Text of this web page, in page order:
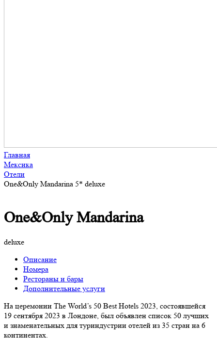
Главная
Мексика
Отели
One&Only Mandarina 5* deluxe
One&Only Mandarina
deluxe
Описание
Номера
Рестораны и бары
Дополнительные услуги
На церемонии The World’s 50 Best Hotels 2023, состоявшейся
19 сентября 2023 в Лондоне, был объявлен список 50 лучших
и знаменательных для туриндустрии отелей из 35 стран на 6
континентах.